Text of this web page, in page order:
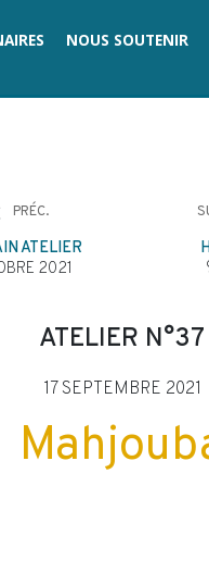
NOUS SOUTENIR
PRÉC.
ATELIER
2021
ATELIER N°37
17 SEPTEMBRE 2021